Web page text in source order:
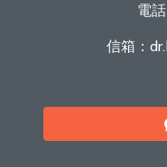
電話
信箱：